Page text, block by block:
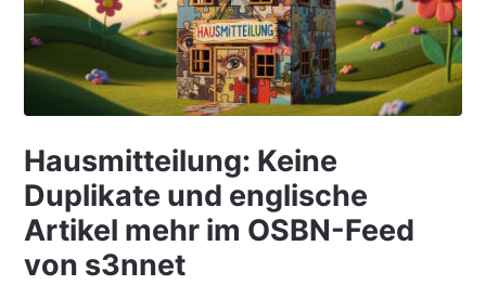
Hausmitteilung: Keine
Duplikate und englische
Artikel mehr im OSBN-Feed
von s3nnet